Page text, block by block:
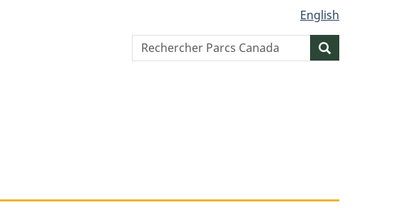
English
Search
website